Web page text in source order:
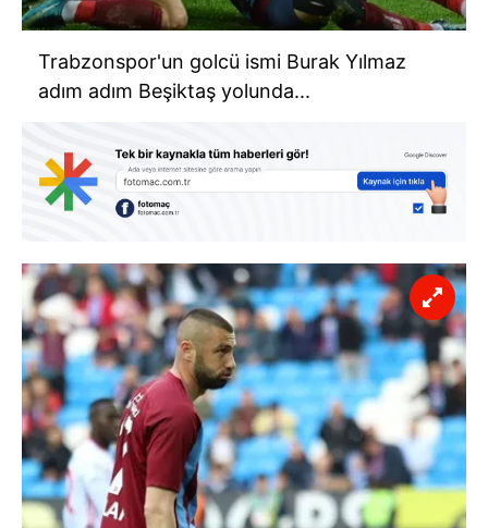
Trabzonspor'un golcü ismi Burak Yılmaz
adım adım Beşiktaş yolunda...